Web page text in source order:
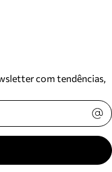
com tendências,